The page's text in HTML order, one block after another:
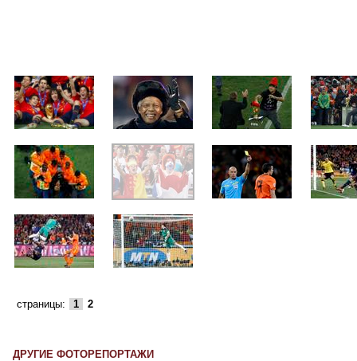
страницы: 1 2
ДРУГИЕ ФОТОРЕПОРТАЖИ